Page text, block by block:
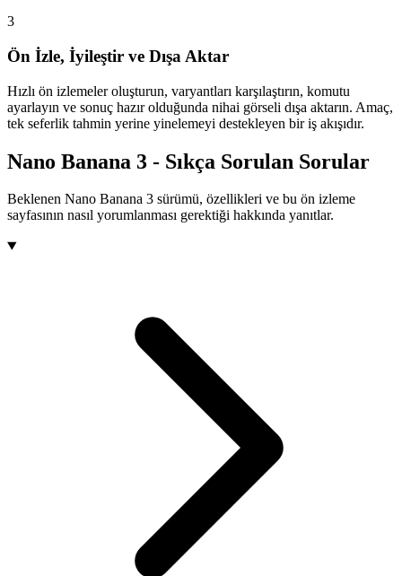
3
Ön İzle, İyileştir ve Dışa Aktar
Hızlı ön izlemeler oluşturun, varyantları karşılaştırın, komutu
ayarlayın ve sonuç hazır olduğunda nihai görseli dışa aktarın. Amaç,
tek seferlik tahmin yerine yinelemeyi destekleyen bir iş akışıdır.
Nano Banana 3 - Sıkça Sorulan Sorular
Beklenen Nano Banana 3 sürümü, özellikleri ve bu ön izleme
sayfasının nasıl yorumlanması gerektiği hakkında yanıtlar.